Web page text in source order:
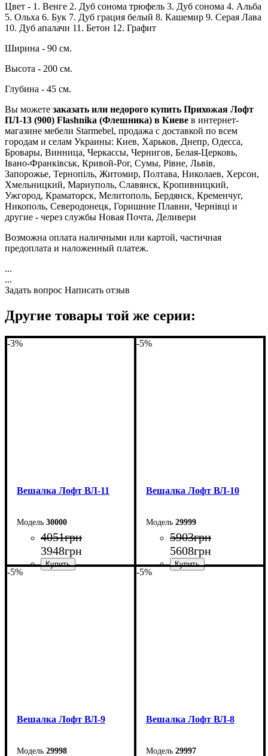
Цвет - 1. Венге 2. Дуб сонома трюфель 3. Дуб сонома 4. Альба
5. Ольха 6. Бук 7. Дуб грация белый 8. Кашемир 9. Серая Лава
10. Дуб апалачи 11. Бетон 12. Графит
Ширина - 90 см.
Высота - 200 см.
Глубина - 45 см.
Вы можете заказать или недорого купить Прихожая Лофт
ПЛ-13 (900) Flashnika (Флешника) в Киеве в интернет-
магазине мебели Starmebel, продажа с доставкой по всем
городам и селам Украины: Киев, Харьков, Днепр, Одесса,
Бровары, Винница, Черкассы, Чернигов, Белая-Церковь,
Івано-Франківськ, Кривой-Рог, Сумы, Рівне, Львів,
Запорожье, Тернопіль, Житомир, Полтава, Николаев, Херсон,
Хмельницкий, Мариуполь, Славянск, Кропивницкий,
Ужгород, Краматорск, Мелитополь, Бердянск, Кременчуг,
Никополь, Северодонецк, Горишние Плавни, Чернівці и
другие - через службы Новая Почта, Деливери
Возможна оплата наличными или картой, частичная
предоплата и наложенный платеж.
...
...
Задать вопрос Написать отзыв
Другие товары той же серии:
-3%
Вешалка Лофт ВЛ-11
30000
4051грн
3948грн
-5%
Вешалка Лофт ВЛ-10
29999
5903грн
5608грн
-5%
Вешалка Лофт ВЛ-9
29998
-5%
Вешалка Лофт ВЛ-8
29997